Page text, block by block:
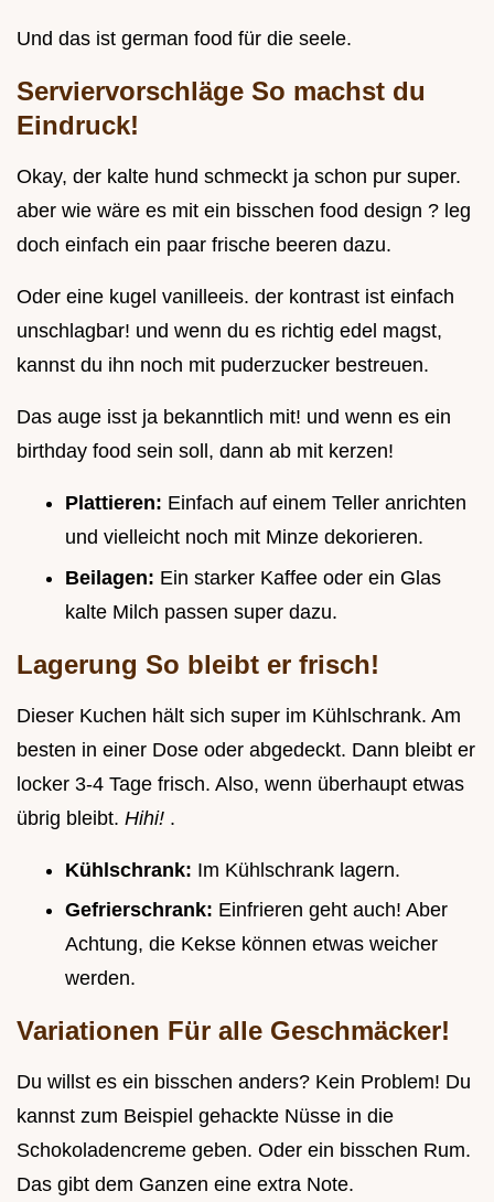
Und das ist german food für die seele.
Serviervorschläge So machst du
Eindruck!
Okay, der kalte hund schmeckt ja schon pur super.
aber wie wäre es mit ein bisschen food design ? leg
doch einfach ein paar frische beeren dazu.
Oder eine kugel vanilleeis. der kontrast ist einfach
unschlagbar! und wenn du es richtig edel magst,
kannst du ihn noch mit puderzucker bestreuen.
Das auge isst ja bekanntlich mit! und wenn es ein
birthday food sein soll, dann ab mit kerzen!
Plattieren: Einfach auf einem Teller anrichten
und vielleicht noch mit Minze dekorieren.
Beilagen: Ein starker Kaffee oder ein Glas
kalte Milch passen super dazu.
Lagerung So bleibt er frisch!
Dieser Kuchen hält sich super im Kühlschrank. Am
besten in einer Dose oder abgedeckt. Dann bleibt er
locker 3-4 Tage frisch. Also, wenn überhaupt etwas
übrig bleibt. Hihi! .
Kühlschrank: Im Kühlschrank lagern.
Gefrierschrank: Einfrieren geht auch! Aber
Achtung, die Kekse können etwas weicher
werden.
Variationen Für alle Geschmäcker!
Du willst es ein bisschen anders? Kein Problem! Du
kannst zum Beispiel gehackte Nüsse in die
Schokoladencreme geben. Oder ein bisschen Rum.
Das gibt dem Ganzen eine extra Note.